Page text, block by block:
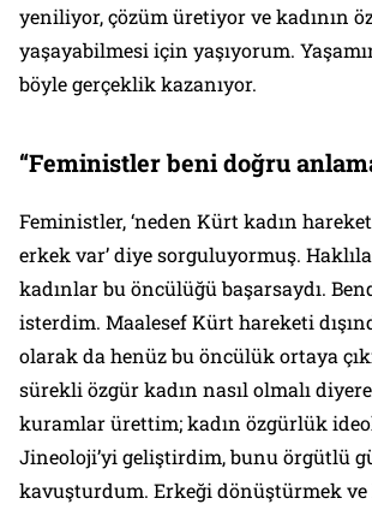
yeniliyor, çözüm üretiyor ve kadının
yaşayabilmesi için yaşıyorum.
böyle gerçeklik kazanıyor.
“Feministler beni doğru
Feministler, ‘neden Kürt kadın
erkek var’ diye sorguluyormuş.
kadınlar bu öncülüğü başarsaydı.
isterdim. Maalesef Kürt hareketi
olarak da henüz bu öncülük ortaya
sürekli özgür kadın nasıl olmalı
kuramlar ürettim; kadın özgürlük
Jineoloji’yi geliştirdim, bunu örgütlü
kavuşturdum. Erkeği dönüştürmek ve